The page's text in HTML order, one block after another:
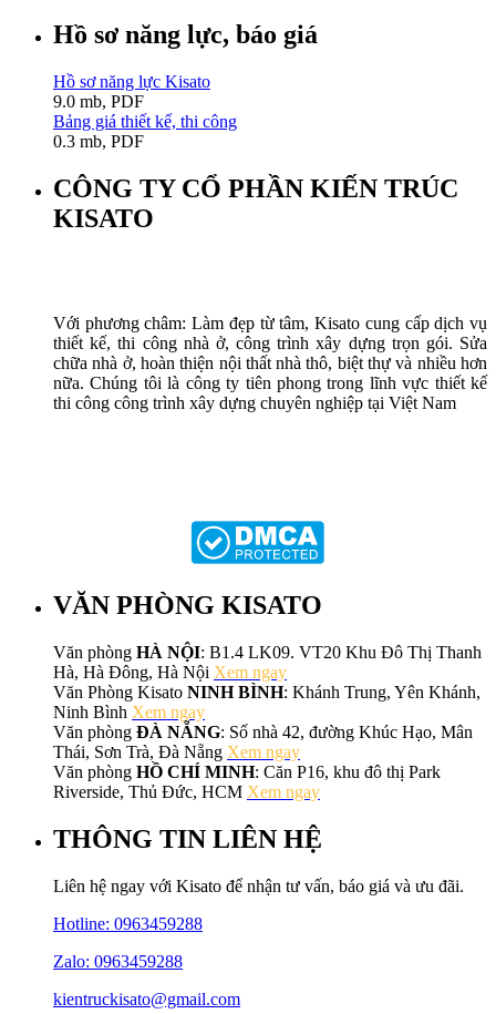
Hồ sơ năng lực, báo giá
Hồ sơ năng lực Kisato
9.0 mb, PDF
Bảng giá thiết kế, thi công
0.3 mb, PDF
CÔNG TY CỔ PHẦN KIẾN TRÚC
KISATO
Với phương châm: Làm đẹp từ tâm, Kisato cung cấp dịch vụ
thiết kế, thi công nhà ở, công trình xây dựng trọn gói. Sửa
chữa nhà ở, hoàn thiện nội thất nhà thô, biệt thự và nhiều hơn
nữa. Chúng tôi là công ty tiên phong trong lĩnh vực thiết kế
thi công công trình xây dựng chuyên nghiệp tại Việt Nam
VĂN PHÒNG KISATO
Văn phòng HÀ NỘI: B1.4 LK09. VT20 Khu Đô Thị Thanh
Hà, Hà Đông, Hà Nội Xem ngay
Văn Phòng Kisato NINH BÌNH: Khánh Trung, Yên Khánh,
Ninh Bình Xem ngay
Văn phòng ĐÀ NẴNG: Số nhà 42, đường Khúc Hạo, Mân
Thái, Sơn Trà, Đà Nẵng Xem ngay
Văn phòng HỒ CHÍ MINH: Căn P16, khu đô thị Park
Riverside, Thủ Đức, HCM Xem ngay
THÔNG TIN LIÊN HỆ
Liên hệ ngay với Kisato để nhận tư vấn, báo giá và ưu đãi.
Hotline: 0963459288
Zalo: 0963459288
kientruckisato@gmail.com